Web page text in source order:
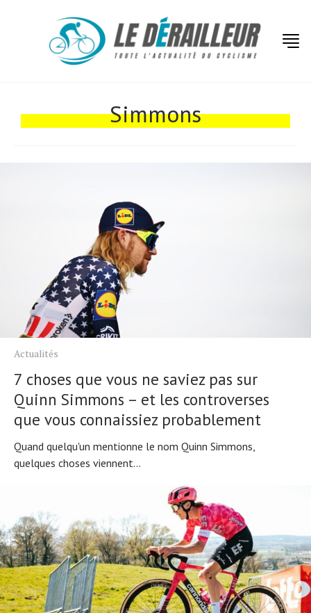
Simmons
Actualités
7 choses que vous ne saviez pas sur
Quinn Simmons – et les controverses
que vous connaissiez probablement
Quand quelqu'un mentionne le nom Quinn Simmons,
quelques choses viennent...
Technologies